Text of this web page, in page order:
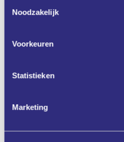
Noodzakelijk
Voorkeuren
Statistieken
Marketing
Deel via